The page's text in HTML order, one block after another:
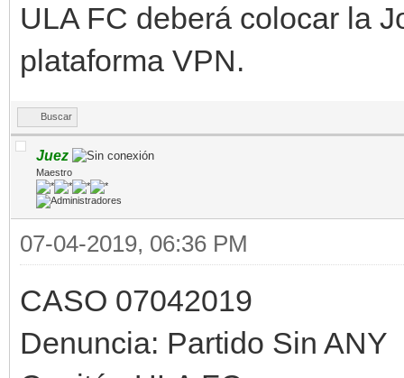
ULA FC deberá colocar la
plataforma VPN.
Buscar
Juez
Maestro
07-04-2019, 06:36 PM
CASO 07042019
Denuncia: Partido Sin ANY